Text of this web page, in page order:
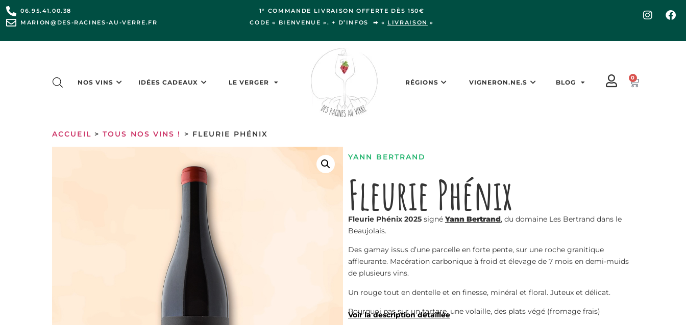
06.95.41.00.38
MARION@DES-RACINES-AU-VERRE.FR
1° COMMANDE LIVRAISON OFFERTE DÈS 150€
CODE « BIENVENUE ». + D’INFOS ➡ « LIVRAISON »
NOS VINS IDÉES CADEAUX LE VERGER RÉGIONS VIGNERON.NE.S BLOG
0
ACCUEIL >TOUS NOS VINS ! > FLEURIE PHÉNIX
YANN BERTRAND
Fleurie Phénix
Fleurie Phénix 2025 signéYann Bertrand, du domaine Les Bertrand dans le
Beaujolais.
Des gamay issus d’une parcelle en forte pente, sur une roche granitique
affleurante. Macération carbonique à froid et élevage de 7 mois en demi-muids
de plusieurs vins.
Un rouge tout en dentelle et en finesse, minéral et floral. Juteux et délicat.
Pourquoi pas sur un tartare, une volaille, des plats végé (fromage frais)
Voir la description détaillée